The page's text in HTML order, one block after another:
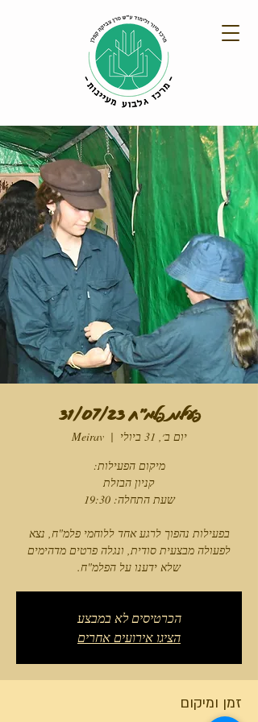
פעילות פלמ"ח 31/07/23
יום ב׳, 31 ביולי
  |
Meirav
בפעילות נהפוך לרגע אחד ללוחמי פלמ"ח, נצא
לפעולה מבצעית סודית, ונגלה פרטים מדהימים
שלא ידענו על הפלמ"ח.
הכרטיסים לא במבצע
הציגו אירועים אחרים
זמן ומיקום